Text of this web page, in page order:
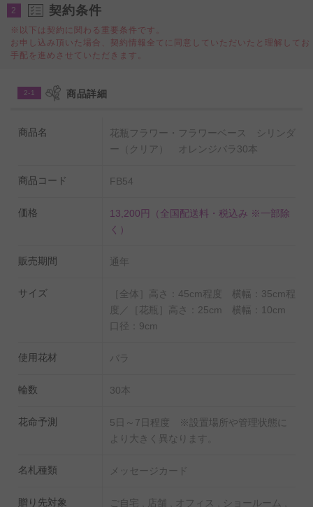
の追加変更をさせていただきます。
皇室献上、農林水産大臣賞受賞実績のある農園で生産し
（フラワーベース）と一緒にお届けするスタイルのフラ
国産苗にこだわった高級薔薇は、花の大きさ、葉の瑞々
しさ、花持ちの長さが一般的な生花店で販売されている
い、退職祝い、長寿祝い（還暦・古希・喜寿・傘寿・米
店舗やオフィスなどのお客様を迎える空間のインテリア
【オレンジバラ（オレンジローズ）について】
やか」です。見た目のさわやかさ、贈り相手との絆や繋
【ポリカーボネート製の花瓶（フラワーベース）】
航空機の窓にも使用されているポリカーボネート（ABS
作られた花瓶（フラワーベース）です。高級ガラスと比
較しても軽く、同等の透過率、熱伝導率は1/10を結露し
2 契約条件
※以下は契約に関わる重要条件です。
お申し込み頂いた場合、契約情報全てに同意していただいたと理解してお
手配を進めさせていただきます。
2-1 商品詳細
商品名
花瓶フラワー・フラワーベース シリンダ
ー（クリア） オレンジバラ30本
商品コード FB54
価格 13,200円
（全国配送料・税込み ※一部除
く）
販売期間 通年
サイズ
［全体］高さ：45cm程度 横幅：35cm程
度／［花瓶］高さ：25cm 横幅：10cm
口径：9cm
使用花材 バラ
輪数 30本
花命予測
5日～7日程度 ※設置場所や管理状態に
より大きく異なります。
名札種類 メッセージカード
贈り先対象 ご自宅 , 店舗 , オフィス , ショールーム ,